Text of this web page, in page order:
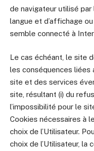
de navigateur utilisé
langue et d’affichage
semble connecté à
Le cas échéant, le site
les conséquences liées
site et des services
site, résultant (i) du
l’impossibilité pour le
Cookies nécessaires à
choix de l’Utilisateur.
choix de l’Utilisateur, la